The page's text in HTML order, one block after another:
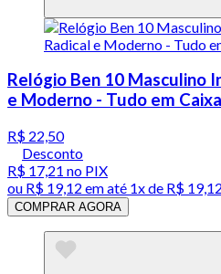
Relógio Ben 10 Masculino
e Moderno - Tudo em Caixa
R$ 22,50
Desconto
R$ 17,21 no PIX
ou R$ 19,12 em até 1x de R$ 19,12
COMPRAR AGORA